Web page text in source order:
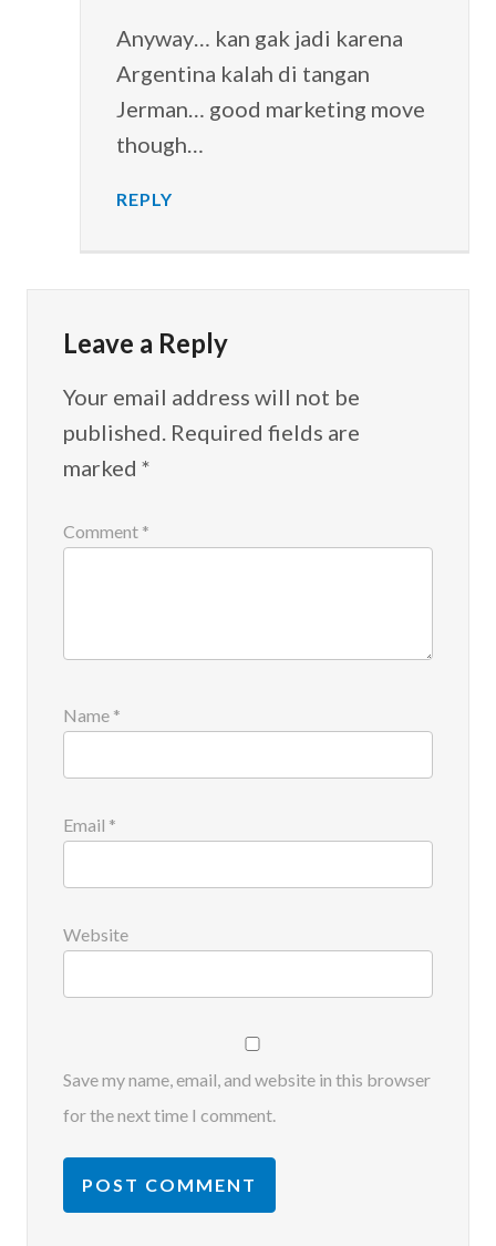
Anyway… kan gak jadi karena
Argentina kalah di tangan
Jerman… good marketing move
though…
REPLY
Leave a Reply
Your email address will not be
published. Required fields are
marked *
Comment *
Name *
Email *
Website
Save my name, email, and website in this browser
for the next time I comment.